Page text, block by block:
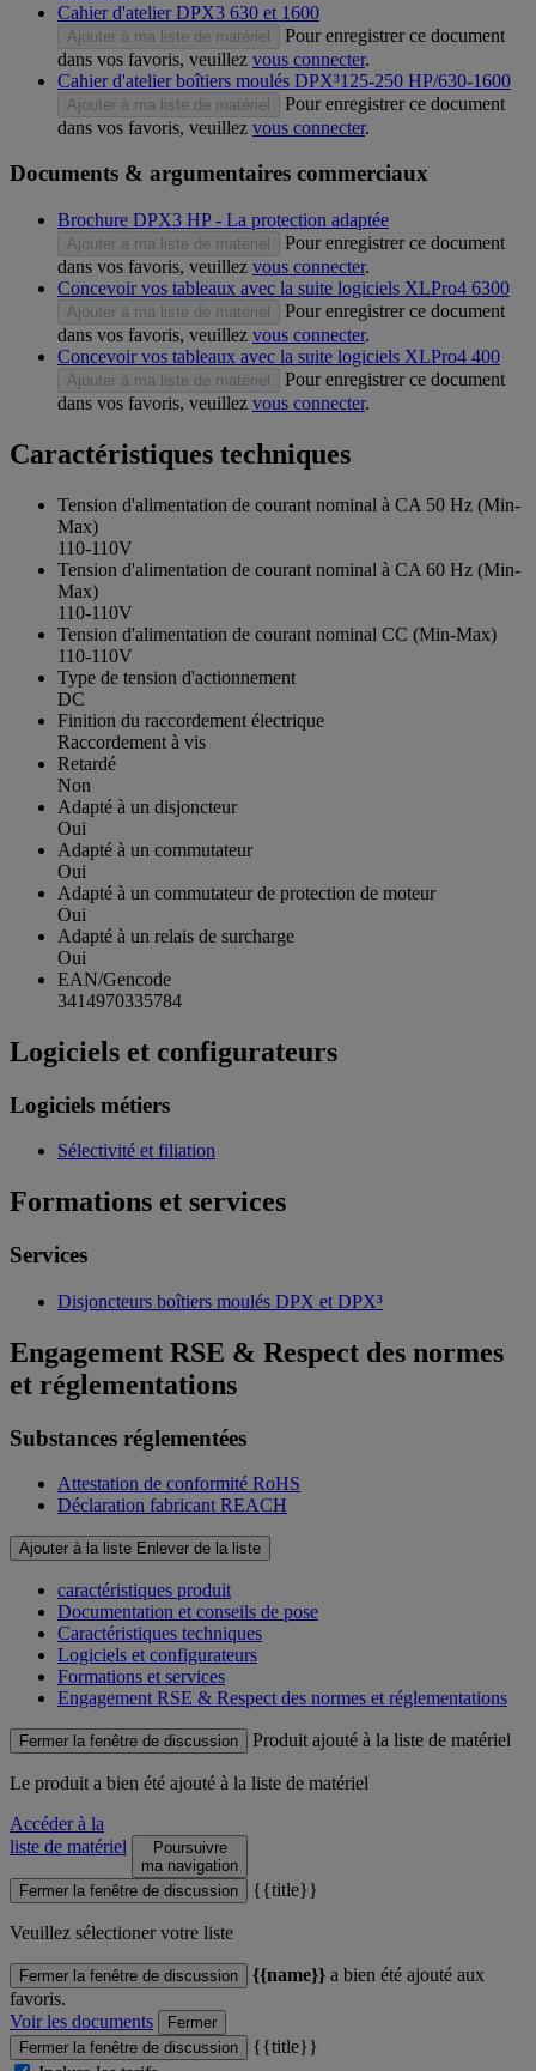
Cahier d'atelier DPX3 630 et 1600
Ajouter à ma liste de matériel
Pour enregistrer ce document
dans vos favoris, veuillez vous connecter.
Cahier d'atelier boîtiers moulés DPX³125-250 HP/630-1600
Ajouter à ma liste de matériel
Pour enregistrer ce document
dans vos favoris, veuillez vous connecter.
Documents & argumentaires commerciaux
Brochure DPX3 HP - La protection adaptée
Ajouter à ma liste de matériel
Pour enregistrer ce document
dans vos favoris, veuillez vous connecter.
Concevoir vos tableaux avec la suite logiciels XLPro4 6300
Ajouter à ma liste de matériel
Pour enregistrer ce document
dans vos favoris, veuillez vous connecter.
Concevoir vos tableaux avec la suite logiciels XLPro4 400
Ajouter à ma liste de matériel
Pour enregistrer ce document
dans vos favoris, veuillez vous connecter.
Caractéristiques techniques
Tension d'alimentation de courant nominal à CA 50 Hz (Min-
Max)
110-110V
Tension d'alimentation de courant nominal à CA 60 Hz (Min-
Max)
110-110V
Tension d'alimentation de courant nominal CC (Min-Max)
110-110V
Type de tension d'actionnement
DC
Finition du raccordement électrique
Raccordement à vis
Retardé
Non
Adapté à un disjoncteur
Oui
Adapté à un commutateur
Oui
Adapté à un commutateur de protection de moteur
Oui
Adapté à un relais de surcharge
Oui
EAN/Gencode
3414970335784
Logiciels et configurateurs
Logiciels métiers
Sélectivité et filiation
Formations et services
Services
Disjoncteurs boîtiers moulés DPX et DPX³
Engagement RSE & Respect des normes
et réglementations
Substances réglementées
Attestation de conformité RoHS
Déclaration fabricant REACH
Ajouter à la liste Enlever de la liste
caractéristiques produit
Documentation et conseils de pose
Caractéristiques techniques
Logiciels et configurateurs
Formations et services
Engagement RSE & Respect des normes et réglementations
Fermer la fenêtre de discussion Produit ajouté à la liste de matériel
Le produit a bien été ajouté à la liste de matériel
Accéder à la
liste de matériel
Poursuivre
ma navigation
Fermer la fenêtre de discussion
{{title}}
Veuillez sélectioner votre liste
Fermer la fenêtre de discussion {{name}} a bien été ajouté aux
favoris.
Voir les documents
Fermer
Fermer la fenêtre de discussion
{{title}}